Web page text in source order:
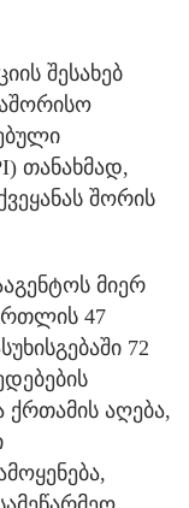
შესახებ
თანახმად,
შორის
მიერ
47
72
ქრთამის აღება,